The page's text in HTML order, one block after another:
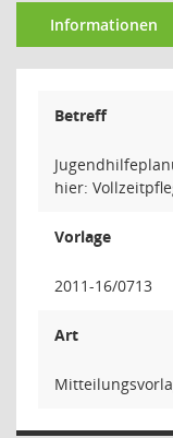
Informationen
Betreff
hier:
Vorlage
2011-16/0713
Art